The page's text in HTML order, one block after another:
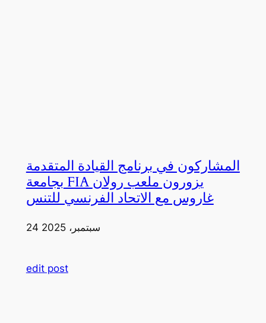
المشاركون في برنامج القيادة المتقدمة
بجامعة FIA يزورون ملعب رولان
غاروس مع الاتحاد الفرنسي للتنس
24 سبتمبر، 2025
edit post